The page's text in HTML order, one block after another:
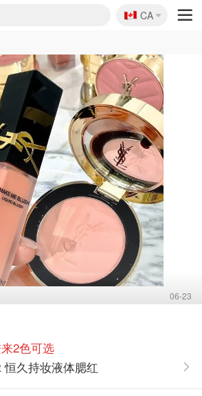
🇨🇦
CA
06-23
2色可选
恒久持妆液体腮红